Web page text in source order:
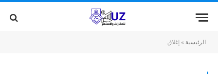
الرئيسية » إغلاق